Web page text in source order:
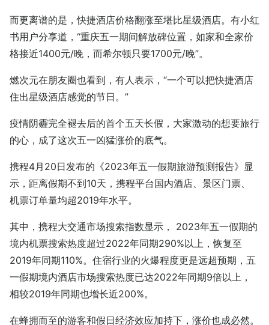
而更离谱的是，快捷酒店价格翻涨至堪比星级酒店。有小红
书用户分享道，“重庆五一期间解放碑位置，如家和全家价
格接近1400元/晚，而希尔顿只要1700元/晚”。
燃次元在朋友圈也看到，有人表示，“一个可以把快捷酒店
住出星级酒店感觉的节日。”
疫情阴霾完全褪去后的首个五天长假，大家激动的想要旅行
的心，成了这次五一凶猛涨价的底气。
携程4月20日发布的《2023年五一假期旅游预测报告》显
示，距离假期不到10天，携程平台国内酒店、景区门票、
机票订单量均超2019年水平。
其中，携程大交通市场搜索指数显示， 2023年五一假期的
境内机票搜索热度超过2022年同期290%以上，恢复至
2019年同期110%。住宿行业的火爆程度更是远超预期，五
一假期境内酒店市场搜索热度已达2022年同期9倍以上，
相较2019年同期也增长近200%。
在蜂拥而至的游客和假日经济效应加持下，涨价也成必然。